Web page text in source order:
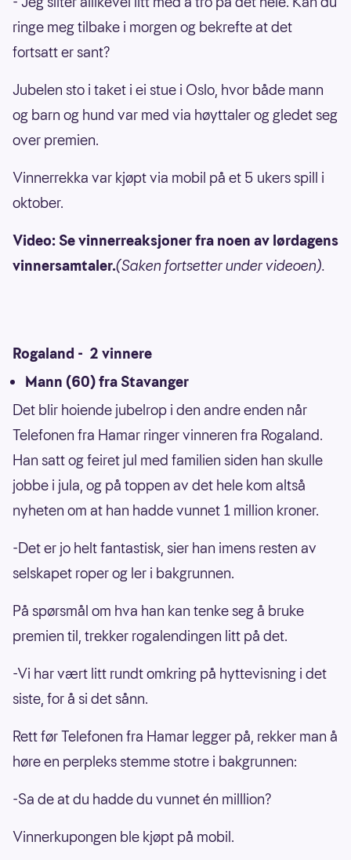
ringe meg tilbake i morgen og bekrefte at det
fortsatt er sant?
Jubelen sto i taket i ei stue i Oslo, hvor både mann
og barn og hund var med via høyttaler og gledet seg
over premien.
Vinnerrekka var kjøpt via mobil på et 5 ukers spill i
oktober.
Video: Se vinnerreaksjoner fra noen av lørdagens
vinnersamtaler.(Saken fortsetter under videoen).
Rogaland - 2 vinnere
Mann (60) fra Stavanger
Det blir hoiende jubelrop i den andre enden når
Telefonen fra Hamar ringer vinneren fra Rogaland.
Han satt og feiret jul med familien siden han skulle
jobbe i jula, og på toppen av det hele kom altså
nyheten om at han hadde vunnet 1 million kroner.
-Det er jo helt fantastisk, sier han imens resten av
selskapet roper og ler i bakgrunnen.
På spørsmål om hva han kan tenke seg å bruke
premien til, trekker rogalendingen litt på det.
-Vi har vært litt rundt omkring på hyttevisning i det
siste, for å si det sånn.
Rett før Telefonen fra Hamar legger på, rekker man å
høre en perpleks stemme stotre i bakgrunnen:
-Sa de at du hadde du vunnet én milllion?
Vinnerkupongen ble kjøpt på mobil.